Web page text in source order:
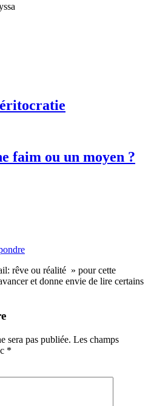
faim ou un moyen ?
rêve ou réalité » pour cette
et donne envie de lire certains
sera pas publiée. Les champs
*